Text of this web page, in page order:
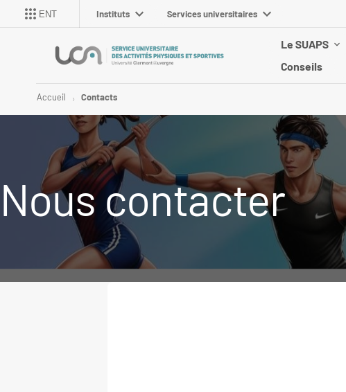
ENT Instituts Services universitaires
Le SUAPS
Conseils
Accueil Contacts
Nous contacter